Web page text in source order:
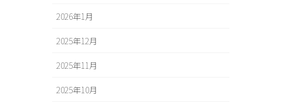
2026年1月
2025年12月
2025年11月
2025年10月